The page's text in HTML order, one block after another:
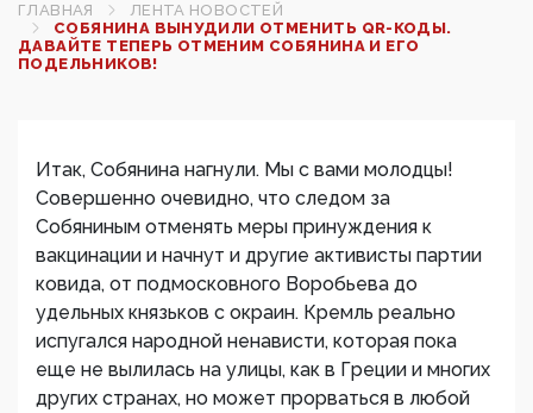
ГЛАВНАЯ
ЛЕНТА НОВОСТЕЙ
СОБЯНИНА ВЫНУДИЛИ ОТМЕНИТЬ QR-КОДЫ.
ДАВАЙТЕ ТЕПЕРЬ ОТМЕНИМ СОБЯНИНА И ЕГО
ПОДЕЛЬНИКОВ!
Итак, Собянина нагнули. Мы с вами молодцы!
Совершенно очевидно, что следом за
Собяниным отменять меры принуждения к
вакцинации и начнут и другие активисты партии
ковида, от подмосковного Воробьева до
удельных князьков с окраин. Кремль реально
испугался народной ненависти, которая пока
еще не вылилась на улицы, как в Греции и многих
других странах, но может прорваться в любой